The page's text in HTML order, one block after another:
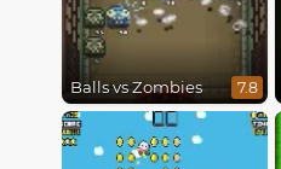
Balls vs Zombies 7.8